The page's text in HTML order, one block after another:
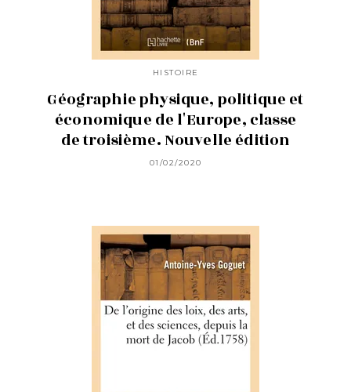
HISTOIRE
Géographie physique, politique et
économique de l'Europe, classe
de troisième. Nouvelle édition
01/02/2020